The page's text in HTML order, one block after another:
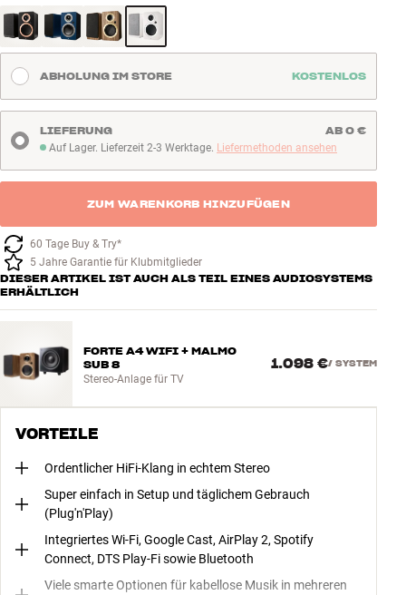
ABHOLUNG IM STORE KOSTENLOS
Auf Lager. Lieferzeit 2-3 Werktage
Auf Lager. Lieferzeit 2-3 Werktage. Liefermethoden ansehen
LIEFERUNG AB 0 €
ZUM WARENKORB HINZUFÜGEN
60 Tage Buy & Try*
5 Jahre Garantie für Klubmitglieder
DIESER ARTIKEL IST AUCH ALS TEIL EINES AUDIOSYSTEMS
ERHÄLTLICH
FORTE A4 WIFI + MALMO
SUB 8
Stereo-Anlage für TV
1.098 €/ SYSTEM
VORTEILE
Ordentlicher HiFi-Klang in echtem Stereo
Super einfach in Setup und täglichem Gebrauch
(Plug'n'Play)
Integriertes Wi-Fi, Google Cast, AirPlay 2, Spotify
Connect, DTS Play-Fi sowie Bluetooth
Viele smarte Optionen für kabellose Musik in mehreren